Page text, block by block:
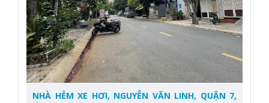
NHÀ HẺM XE HƠI, NGUYỄN VĂN LINH, QUẬN 7,